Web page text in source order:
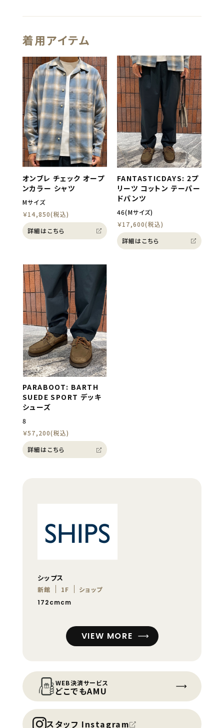
着用アイテム
オンブレ チェック オープ
ンカラー シャツ
Mサイズ
￥14,850(税込)
詳細はこちら
FANTASTICDAYS: 2プ
リーツ コットン テーパー
ドパンツ
46(Mサイズ)
￥17,600(税込)
詳細はこちら
PARABOOT: BARTH
SUEDE SPORT デッキ
シューズ
8
￥57,200(税込)
詳細はこちら
シップス
新館 1F
ショップ
172cmcm
VIEW MORE
WEB決済サービス
どこでもAMU
スタッフ Instagram